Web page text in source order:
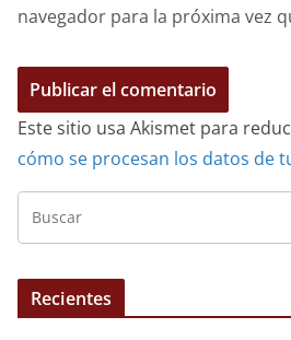
navegador para la próxima vez
Este sitio usa Akismet para
cómo se procesan los datos de
Recientes